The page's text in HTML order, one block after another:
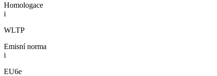
Homologace
i
WLTP
Emisní norma
i
EU6e